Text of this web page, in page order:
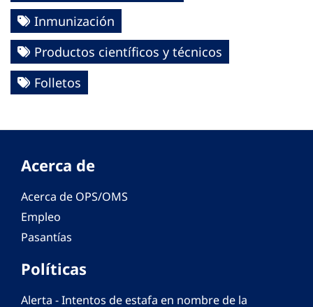
Inmunización
Productos científicos y técnicos
Folletos
Acerca de
Acerca de OPS/OMS
Empleo
Pasantías
Políticas
Alerta - Intentos de estafa en nombre de la